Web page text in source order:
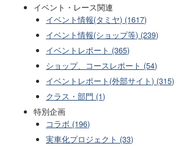
イベント・レース関連
イベント情報(タミヤ) (1617)
イベント情報(ショップ等) (239)
イベントレポート (365)
ショップ、コースレポート (54)
イベントレポート(外部サイト) (315)
クラス・部門 (1)
特別企画
コラボ (196)
実車化プロジェクト (33)